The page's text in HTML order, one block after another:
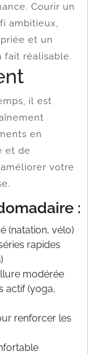
Courir un
ambitieux,
et un
fait réalisable.
il est
en
et de
votre
:
(natation, vélo)
rapides
modérée
actif (yoga,
renforcer les